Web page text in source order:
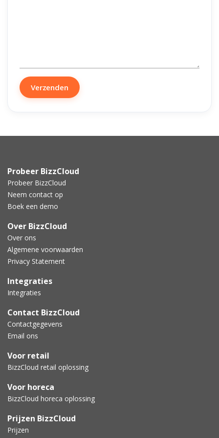
Verzenden
Probeer BizzCloud
Probeer BizzCloud
Neem contact op
Boek een demo
Over BizzCloud
Over ons
Algemene voorwaarden
Privacy Statement
Integraties
Integraties
Contact BizzCloud
Contactgegevens
Email ons
Voor retail
BizzCloud retail oplossing
Voor horeca
BizzCloud horeca oplossing
Prijzen BizzCloud
Prijzen